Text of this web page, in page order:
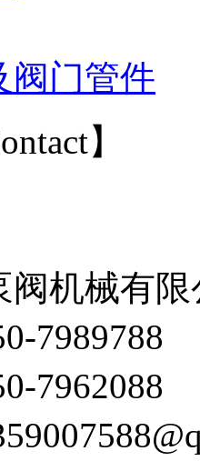
阀门管件
】
阀机械有限
7989788
7962088